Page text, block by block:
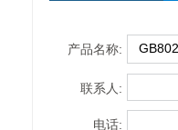
产品名称:
联系人:
电话: